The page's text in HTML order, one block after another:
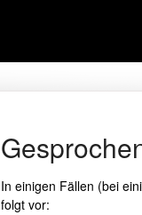
In einigen Fällen (bei
folgt vor: